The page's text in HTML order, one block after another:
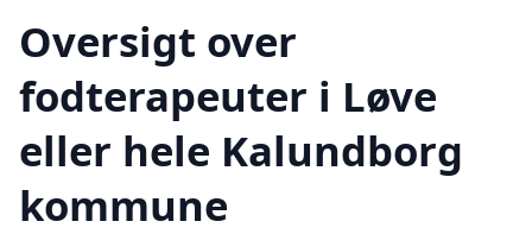
Oversigt over
fodterapeuter i Løve
eller hele Kalundborg
kommune